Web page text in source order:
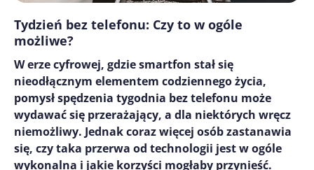
Tydzień bez telefonu: Czy to w ogóle
możliwe?
W erze cyfrowej, gdzie smartfon stał się
nieodłącznym elementem codziennego życia,
pomysł spędzenia tygodnia bez telefonu może
wydawać się przerażający, a dla niektórych wręcz
niemożliwy. Jednak coraz więcej osób zastanawia
się, czy taka przerwa od technologii jest w ogóle
wykonalna i jakie korzyści mogłaby przynieść.